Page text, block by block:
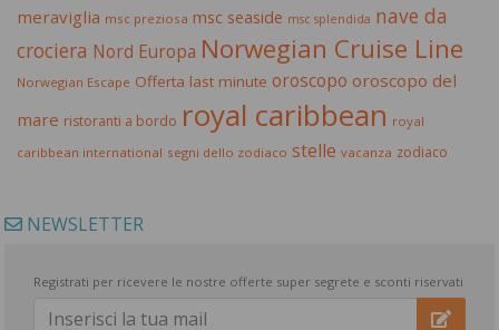
meraviglia msc preziosa msc seaside msc splendida nave da
crociera Nord Europa Norwegian Cruise Line
Norwegian Escape Offerta last minute oroscopo oroscopo del
mare ristoranti a bordo royal caribbean royal
caribbean international segni dello zodiaco stelle vacanza zodiaco
NEWSLETTER
Registrati per ricevere le nostre offerte super segrete e sconti riservati